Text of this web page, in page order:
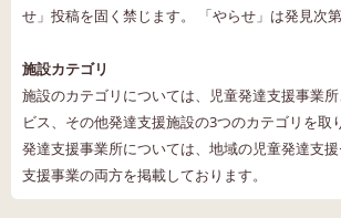
せ」投稿を固く禁じます。 「やらせ」は発見次
施設カテゴリ
施設のカテゴリについては、児童発達支援事業
ビス、その他発達支援施設の3つのカテゴリを取
発達支援事業所については、地域の児童発達支
支援事業の両方を掲載しております。